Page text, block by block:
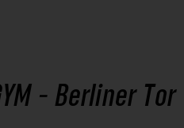
- Berliner Tor